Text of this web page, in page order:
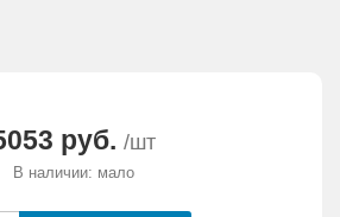
руб. /шт
В наличии: мало